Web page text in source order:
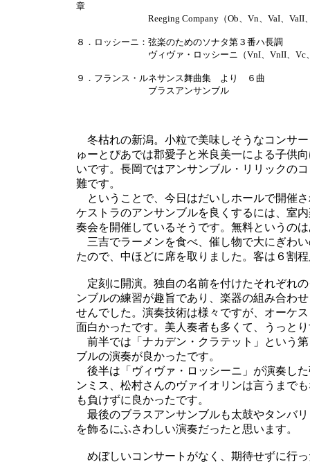
章
Reeging Company（Ob、Vn、VaI、VaII、
８．ロッシーニ：弦楽のためのソナタ第３番ハ長調
ヴィヴァ・ロッシーニ（VnI、VnII、Vc、
９．フランス・ルネサンス舞曲集 より ６曲
ブラスアンサンブル
冬枯れの新潟。小粒で美味しそうなコンサ
ゅーとぴあでは郡愛子と米良美一による子供
いです。長岡ではアンサンブル・リリックの
難です。
ということで、今日はだいしホールで開催
ケストラのアンサンブルを良くするには、室
奏会を開催しているそうです。無料というの
三吉でラーメンを食べ、催し物で大にぎわ
たので、中ほどに席を取りました。客は６割
定刻に開演。独自の名前を付けたそれぞれ
ンブルの練習が趣旨であり、楽器の組み合わ
せんでした。演奏技術は様々ですが、オーケ
面白かったです。美人奏者も多くて、うっと
前半では「ナカデン・クラテット」という
ブルの演奏が良かったです。
後半は「ヴィヴァ・ロッシーニ」が演奏し
ンミス、松村さんのヴァイオリンは言うまで
も負けずに良かったです。
最後のブラスアンサンブルも太鼓やタンバ
を飾るにふさわしい演奏だったと思います。
めぼしいコンサートがなく、期待せずに行